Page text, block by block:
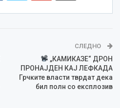
СЛЕДНО
„КАМИКАЗЕ“ ДРОН
ПРОНАЈДЕН КАЈ ЛЕФКАДА
Грчките власти тврдат дека
бил полн со експлозив